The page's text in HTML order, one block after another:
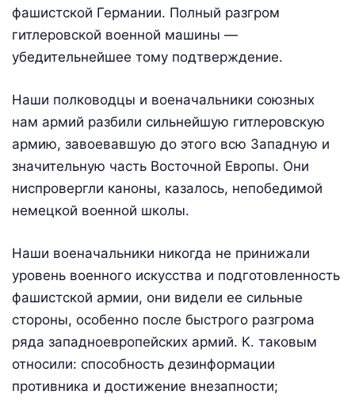
фашистской Германии. Полный разгром
гитлеровской военной машины —
убедительнейшее тому подтверждение.
Наши полководцы и военачальники союзных
нам армий разбили сильнейшую гитлеровскую
армию, завоевавшую до этого всю Западную и
значительную часть Восточной Европы. Они
ниспровергли каноны, казалось, непобедимой
немецкой военной школы.
Наши военачальники никогда не принижали
уровень военного искусства и подготовленность
фашистской армии, они видели ее сильные
стороны, особенно после быстрого разгрома
ряда западноевропейских армий. К. таковым
относили: способность дезинформации
противника и достижение внезапности;